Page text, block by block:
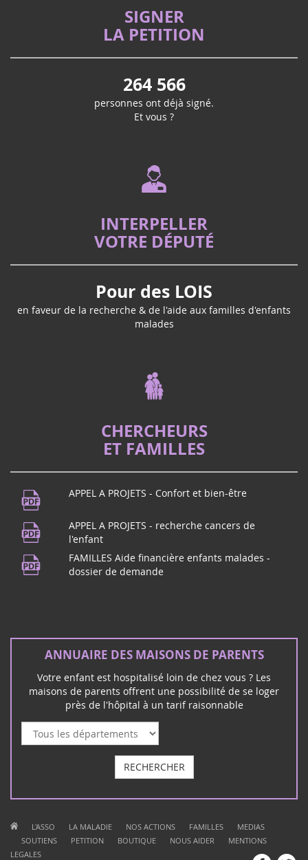
SIGNER
LA PETITION
264 566
personnes ont déjà signé.
Et vous ?
INTERPELLER
VOTRE DÉPUTÉ
Pour des LOIS
en faveur de la recherche & de l'aide aux familles d'enfants
malades
CHERCHEURS
ET FAMILLES
APPEL A PROJETS - Confort et bien-être
APPEL A PROJETS - recherche cancers de
l'enfant
FAMILLES Aide financière enfants malades -
dossier de demande
ANNUAIRE DES MAISONS DE PARENTS
Votre enfant est hospitalisé loin de chez vous ? Les
maisons de parents offrent une possibilité de se loger
près de l'hôpital à un tarif raisonnable
RECHERCHER
L'ASSO LA MALADIE NOS ACTIONS FAMILLES MEDIAS
SOUTIENS PETITION BOUTIQUE NOUS AIDER
MENTIONS
LEGALES